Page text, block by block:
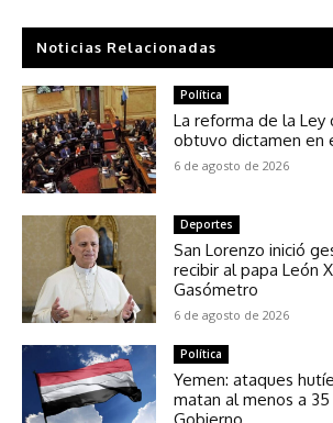
Noticias Relacionadas
Política
La reforma de la Ley
obtuvo dictamen en
6 de agosto de 2026
Deportes
San Lorenzo inició
recibir al papa León
Gasómetro
6 de agosto de 2026
Política
Yemen: ataques
matan al menos a